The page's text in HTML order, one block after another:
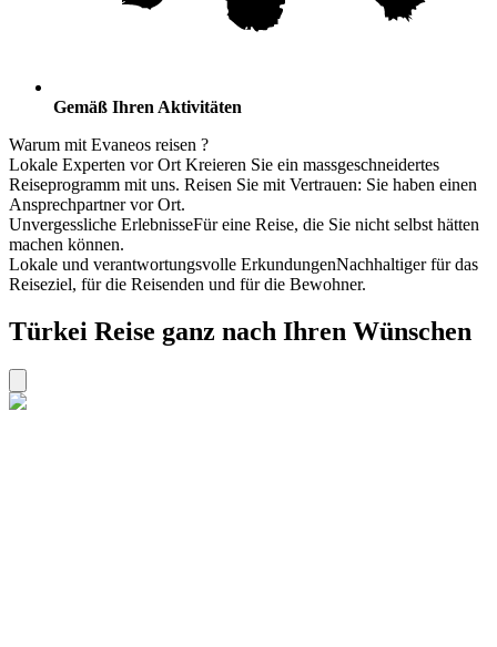
Gemäß Ihren Aktivitäten
Warum mit Evaneos reisen ?
Lokale Experten vor Ort Kreieren Sie ein massgeschneidertes
Reiseprogramm mit uns. Reisen Sie mit Vertrauen: Sie haben einen
Ansprechpartner vor Ort.
Unvergessliche ErlebnisseFür eine Reise, die Sie nicht selbst hätten
machen können.
Lokale und verantwortungsvolle ErkundungenNachhaltiger für das
Reiseziel, für die Reisenden und für die Bewohner.
Türkei Reise ganz nach Ihren Wünschen